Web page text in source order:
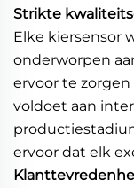
Strikte
Elke kiersensor
onderworpen
ervoor te
voldoet aan
ervoor dat elk